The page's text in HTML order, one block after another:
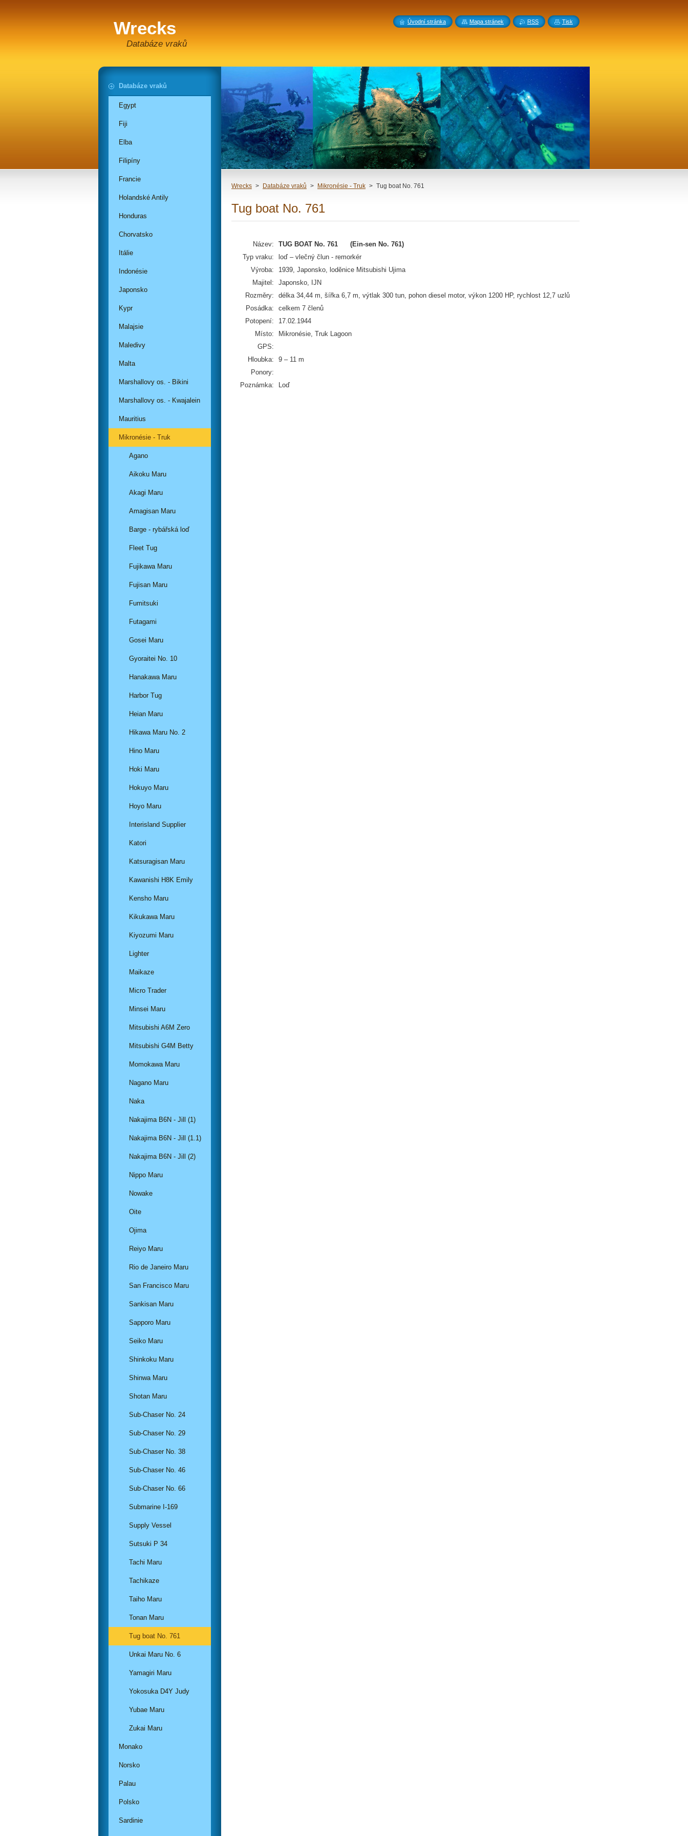
Wrecks
Databáze vraků
Wrecks > Databáze vraků > Mikronésie - Truk > Tug boat No. 761
Tug boat No. 761
Název: TUG BOAT No. 761 (Ein-sen No. 761)
Typ vraku:
loď – vlečný člun - remorkér
Výroba:
1939, Japonsko, loděnice Mitsubishi Ujima
Majitel:
Japonsko, IJN
Rozměry:
délka 34,44 m, šířka 6,7 m, výtlak 300 tun, pohon diesel motor, výkon 1200 HP, rychlost 12,7 uzlů
Posádka:
celkem 7 členů
Potopení:
17.02.1944
Místo:
Mikronésie, Truk Lagoon
GPS:
Hloubka:
9 – 11 m
Ponory:
Poznámka:
Loď
Databáze vraků
Egypt
Fiji
Elba
Filipíny
Francie
Holandské Antily
Honduras
Chorvatsko
Itálie
Indonésie
Japonsko
Kypr
Malajsie
Maledivy
Malta
Marshallovy os. - Bikini
Marshallovy os. - Kwajalein
Mauritius
Mikronésie - Truk
Agano
Aikoku Maru
Akagi Maru
Amagisan Maru
Barge - rybářská loď
Fleet Tug
Fujikawa Maru
Fujisan Maru
Fumitsuki
Futagami
Gosei Maru
Gyoraitei No. 10
Hanakawa Maru
Harbor Tug
Heian Maru
Hikawa Maru No. 2
Hino Maru
Hoki Maru
Hokuyo Maru
Hoyo Maru
Interisland Supplier
Katori
Katsuragisan Maru
Kawanishi H8K Emily
Kensho Maru
Kikukawa Maru
Kiyozumi Maru
Lighter
Maikaze
Micro Trader
Minsei Maru
Mitsubishi A6M Zero
Mitsubishi G4M Betty
Momokawa Maru
Nagano Maru
Naka
Nakajima B6N - Jill (1)
Nakajima B6N - Jill (1.1)
Nakajima B6N - Jill (2)
Nippo Maru
Nowake
Oite
Ojima
Reiyo Maru
Rio de Janeiro Maru
San Francisco Maru
Sankisan Maru
Sapporo Maru
Seiko Maru
Shinkoku Maru
Shinwa Maru
Shotan Maru
Sub-Chaser No. 24
Sub-Chaser No. 29
Sub-Chaser No. 38
Sub-Chaser No. 46
Sub-Chaser No. 66
Submarine I-169
Supply Vessel
Sutsuki P 34
Tachi Maru
Tachikaze
Taiho Maru
Tonan Maru
Tug boat No. 761
Unkai Maru No. 6
Yamagiri Maru
Yokosuka D4Y Judy
Yubae Maru
Zukai Maru
Monako
Norsko
Palau
Polsko
Sardinie
Úvodní stránka Mapa stránek RSS Tisk